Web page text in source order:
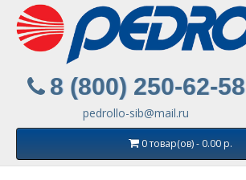
8 (800) 250-62-58
pedrollo-sib@mail.ru
0 товар(ов) - 0.00 р.